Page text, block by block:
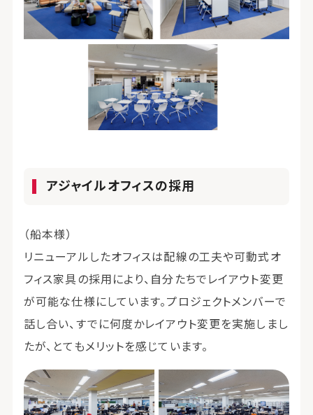
アジャイルオフィスの採用
（船本様）
リニューアルしたオフィスは配線の工夫や可動式オ
フィス家具の採用により、自分たちでレイアウト変更
が可能な仕様にしています。プロジェクトメンバーで
話し合い、すでに何度かレイアウト変更を実施しまし
たが、とてもメリットを感じています。